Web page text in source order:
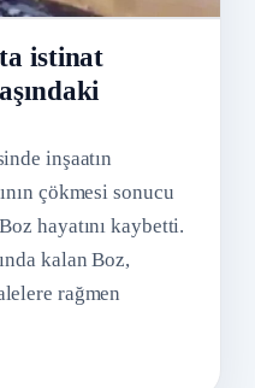
istinat
inşaatın
çökmesi sonucu
hayatını kaybetti.
kalan Boz,
rağmen